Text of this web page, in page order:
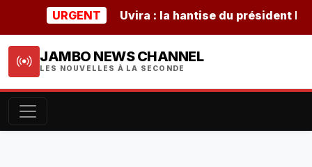
URGENT Uvira : la hantise du président
JAMBO NEWS CHANNEL
LES NOUVELLES À LA SECONDE